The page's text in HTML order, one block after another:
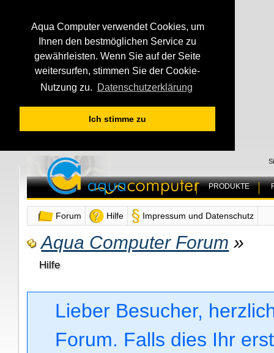
Aqua Computer verwendet Cookies, um
Ihnen den bestmöglichen Service zu
gewährleisten. Wenn Sie auf der Seite
weitersurfen, stimmen Sie der Cookie-
Nutzung zu.
Datenschutzerklärung
Ich stimme zu
PRODUKTE
Forum Hilfe Impressum und Datenschutz
Aqua Computer Forum »
Hilfe
Lieber Besucher,
Forum. Falls dies Ihr